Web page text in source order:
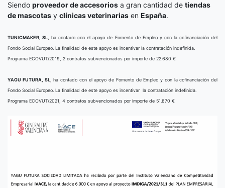
Siendo proveedor de accesorios a gran cantidad de tiendas
de mascotas y clínicas veterinarias en España.
TUNICMAKER, SL,
ha contado con el apoyo de Fomento de Empleo y con la cofinanciación del
Fondo Social Europeo. La finalidad de este apoyo es incentivar la contratación indefinida.
Programa ECOVUT/2019, 2 contratos subvencionados por importe de 22.680 €
YAGU FUTURA, SL,
ha contado con el apoyo de Fomento de Empleo y con la cofinanciación del
Fondo Social Europeo. La finalidad de este apoyo es incentivar la contratación indefinida.
Programa ECOVUT/2021, 4 contratos subvencionados por importe de 51.870 €